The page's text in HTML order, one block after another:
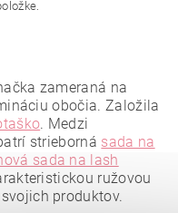
zameraná na
obočia. Založila
. Medzi
strieborná sada na
sada na lash
ružovou
produktov.